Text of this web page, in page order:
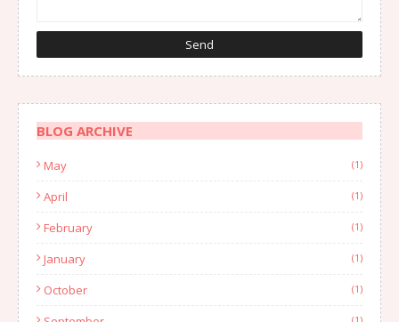
BLOG ARCHIVE
May (1)
April (1)
February (1)
January (1)
October (1)